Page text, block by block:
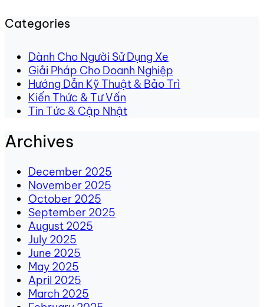
Categories
Dành Cho Người Sử Dụng Xe
Giải Pháp Cho Doanh Nghiệp
Hướng Dẫn Kỹ Thuật & Bảo Trì
Kiến Thức & Tư Vấn
Tin Tức & Cập Nhật
Archives
December 2025
November 2025
October 2025
September 2025
August 2025
July 2025
June 2025
May 2025
April 2025
March 2025